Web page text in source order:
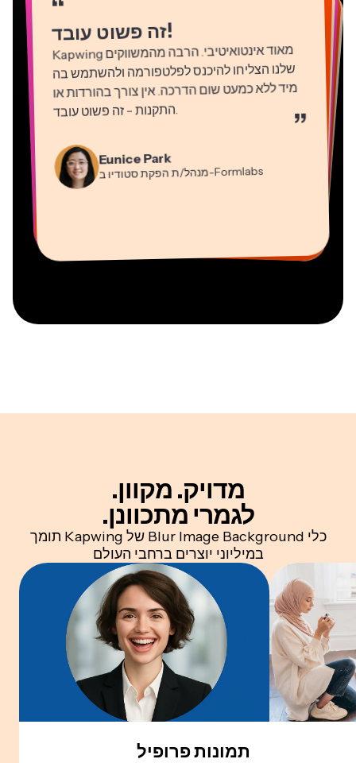
“
זה פשוט עובד!
Kapwing
מאוד אינטואיטיבי. הרבה מהמשווקים
שלנו הצליחו להיכנס לפלטפורמה ולהשתמש בה
מיד ללא כמעט שום הדרכה. אין צורך בהורדות או
התקנות - זה פשוט עובד
. ”
Eunice Park
מנהל/ת הפקת סטודיו ב-Formlabs
Panos Papagapiou
Gracie Peng
מנהל/ת תוכן
יועץ
Dina Segovia
מדויק. מקוון.
לגמרי מתכוונן.
כלי Blur Image Background של Kapwing תומך
במיליוני יוצרים ברחבי העולם
תמונות פרופיל